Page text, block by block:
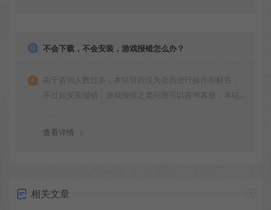
不会下载，不会安装，游戏报错怎么办？
由于咨询人数过多，本站目前仅为会员进行操作和解答，
不过如安装报错，游戏报错之类问题可以咨询客服，本站
查看详情
相关文章